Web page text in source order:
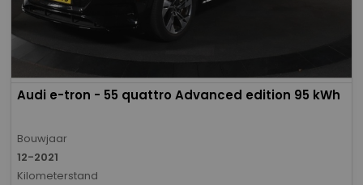
Audi e-tron - 55 quattro Advanced edition 95 kWh
Bouwjaar
12-2021
Kilometerstand